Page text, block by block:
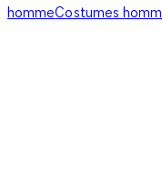
hommeCostumes